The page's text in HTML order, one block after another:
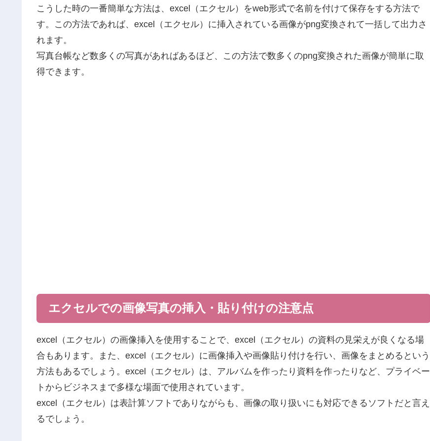
こうした時の一番簡単な方法は、excel（エクセル）をweb形式で名前を付けて保存をする方法で
す。この方法であれば、excel（エクセル）に挿入されている画像がpng変換されて一括して出力さ
れます。
写真台帳など数多くの写真があればあるほど、この方法で数多くのpng変換された画像が簡単に取
得できます。
エクセルでの画像写真の挿入・貼り付けの注意点
excel（エクセル）の画像挿入を使用することで、excel（エクセル）の資料の見栄えが良くなる場
合もあります。また、excel（エクセル）に画像挿入や画像貼り付けを行い、画像をまとめるという
方法もあるでしょう。excel（エクセル）は、アルバムを作ったり資料を作ったりなど、プライベー
トからビジネスまで多様な場面で使用されています。
excel（エクセル）は表計算ソフトでありながらも、画像の取り扱いにも対応できるソフトだと言え
るでしょう。